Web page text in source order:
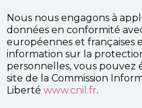
Nous nous engagons à
données en conformité
européennes et françaises
information sur la
personnelles, vous
site de la Commission
Liberté www.cnil.fr.